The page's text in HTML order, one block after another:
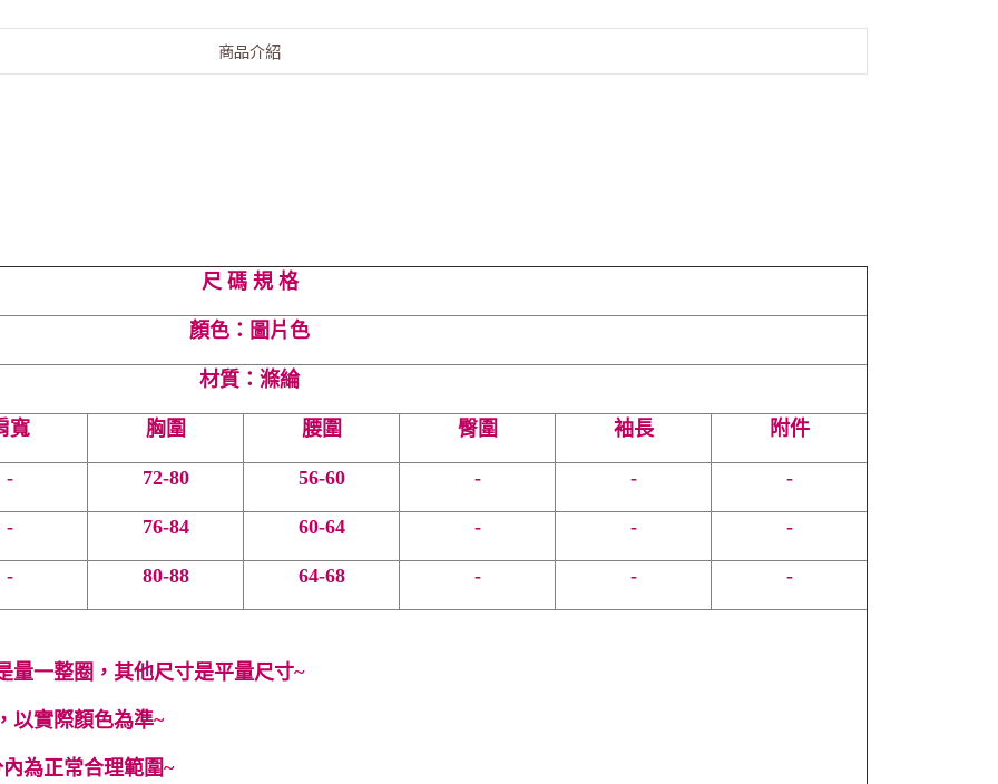
商品介紹
尺 碼 規 格
顏色：圖片色
材質：滌綸
寬 胸圍 腰圍 臀圍 袖長 附件
- 72-80 56-60 - - -
- 76-84 60-64 - - -
- 80-88 64-68 - - -
一整圈，其他尺寸是平量尺寸~
以實際顏色為準~
為正常合理範圍~